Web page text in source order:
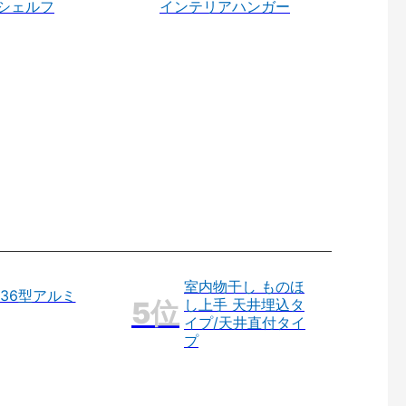
ェルフ インテリアハンガー
36型アルミ
室内物干し ものほ
し上手 天井埋込タ
イプ/天井直付タイ
プ